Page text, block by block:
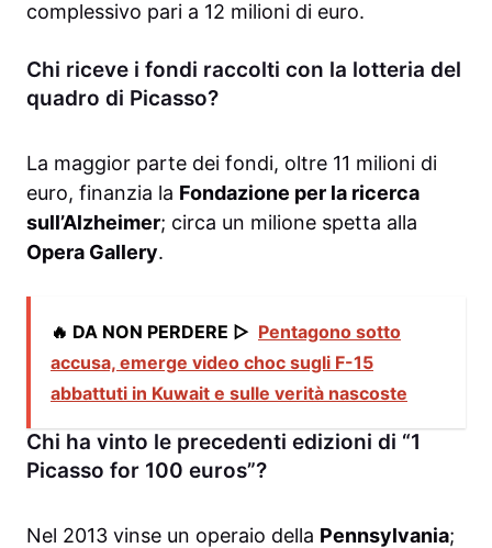
complessivo pari a 12 milioni di euro.
Chi riceve i fondi raccolti con la lotteria del
quadro di Picasso?
La maggior parte dei fondi, oltre 11 milioni di
euro, finanzia la Fondazione per la ricerca
sull’Alzheimer; circa un milione spetta alla
Opera Gallery.
🔥 DA NON PERDERE ▷ Pentagono sotto
accusa, emerge video choc sugli F-15
abbattuti in Kuwait e sulle verità nascoste
Chi ha vinto le precedenti edizioni di “1
Picasso for 100 euros”?
Nel 2013 vinse un operaio della Pennsylvania;